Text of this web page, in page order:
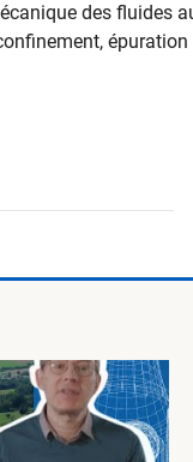
des fluides
épuration